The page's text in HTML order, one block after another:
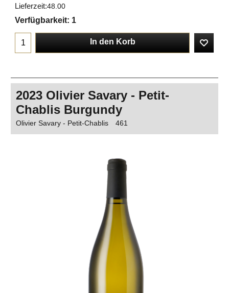
Lieferzeit:48.00
Verfügbarkeit: 1
In den Korb
2023 Olivier Savary - Petit-
Chablis Burgundy
Olivier Savary - Petit-Chablis 461